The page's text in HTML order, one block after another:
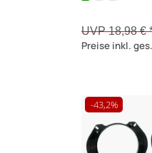
UVP 18,98 €
Preise inkl.
-43,2%